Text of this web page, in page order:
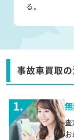
る。
事故車買取
査
お